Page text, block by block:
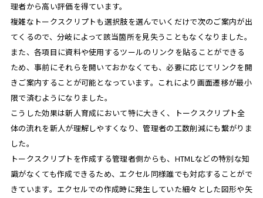
理者から高い評価を得ています。
複雑なトークスクリプトも選択肢を選んでいくだけで次のご案内が出
てくるので、分岐によって該当箇所を見失うこともなくなりました。
また、各項目に資料や使用するツールのリンクを貼ることができる
ため、事前にそれらを開いておかなくても、必要に応じてリンクを開
きご案内することが可能となっています。これにより画面遷移が最小
限で済むようになりました。
こうした効果は新人育成において特に大きく、トークスクリプト全
体の流れを新人が理解しやすくなり、管理者の工数削減にも繋がりま
した。
トークスクリプトを作成する管理者側からも、HTMLなどの特別な知
識がなくても作成できるため、エクセル同様誰でも対応することがで
きています。エクセルでの作成時に発生していた細々とした図形や矢